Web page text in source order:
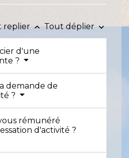
replierkeyboard_arrow_up Tout déplierkeyboard_arrow_down
d'une
?
demande de
?
rémunéré
d'activité ?